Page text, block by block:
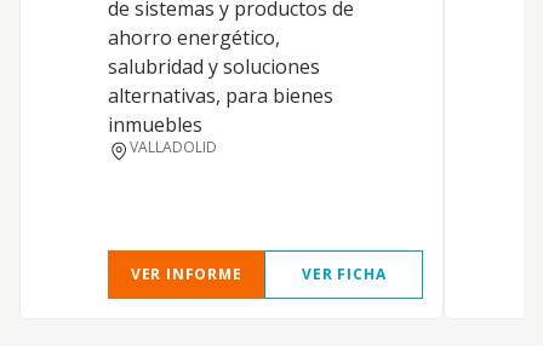
de sistemas y productos de
ahorro energético,
salubridad y soluciones
alternativas, para bienes
inmuebles
VALLADOLID
VER INFORME VER FICHA